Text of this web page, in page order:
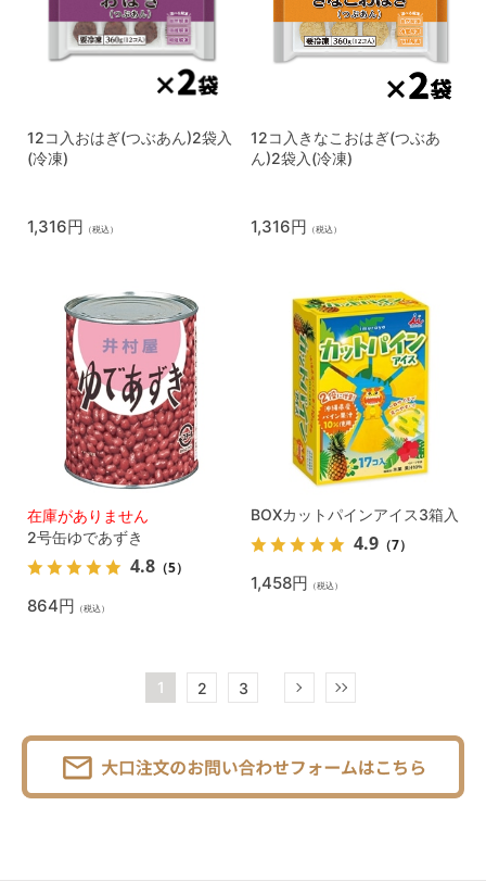
12コ入おはぎ(つぶあん)2袋入
(冷凍)
1,316円 （税込）
12コ入きなこおはぎ(つぶあ
ん)2袋入(冷凍)
1,316円 （税込）
在庫がありません
2号缶ゆであずき
4.8 （5）
864円 （税込）
BOXカットパインアイス3箱入
4.9 （7）
1,458円 （税込）
1 2 3